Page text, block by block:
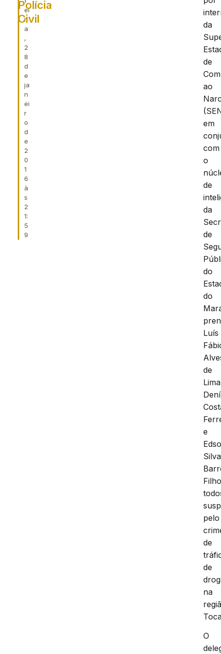
ei
r
a
,
2
8
d
e
ja
n
ei
r
o
d
e
2
0
1
6
à
s
2
1:
5
9
Polícia
Civil
da
de
ao
em
com
o
de
da
de
do
do
Luís
de
e
Silva
pelo
de
de
na
O